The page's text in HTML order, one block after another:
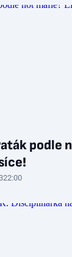
podle
22:00